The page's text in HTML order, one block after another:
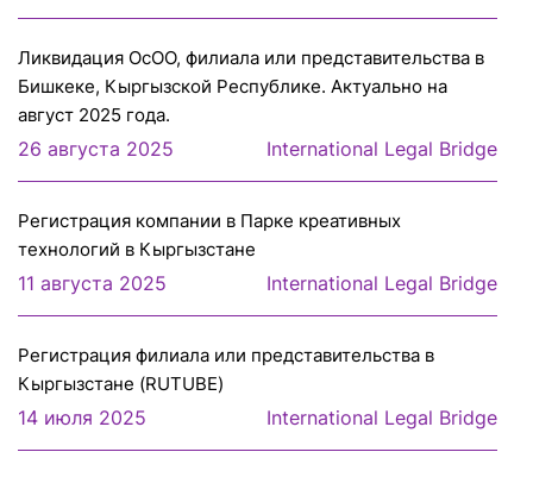
Ликвидация ОсОО, филиала или представительства в
Бишкеке, Кыргызской Республике. Актуально на
август 2025 года.
26 августа 2025 International Legal Bridge
Регистрация компании в Парке креативных
технологий в Кыргызстане
11 августа 2025 International Legal Bridge
Регистрация филиала или представительcтва в
Кыргызстане (RUTUBE)
14 июля 2025 International Legal Bridge